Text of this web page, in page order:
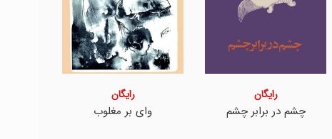
چشم در برابر چشم
رایگان
وای بر مغلوب
رایگان